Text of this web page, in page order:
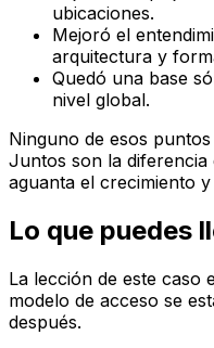
ubicaciones.
Mejoró el
arquitectura y
Quedó una base
nivel global.
Ninguno de esos
Juntos son la
aguanta el crecimiento
Lo que puedes
La lección de este caso
modelo de acceso se
después.